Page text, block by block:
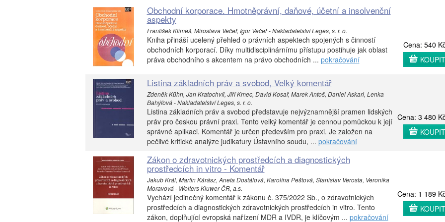
Obchodní korporace. Hmotněprávní, daňové, účetní a insolvenční
aspekty
František Klimeš, Miroslava Večeř, Igor Večeř - Nakladatelství Leges, s. r. o.
Kniha přináší ucelený přehled o právních aspektech spojených s činností
obchodních korporací. Díky multidisciplinárnímu přístupu postihuje jak oblast
práva obchodního s akcentem na právo obchodních ... pokračování
Cena: 540
KOUPIT
Listina základních práv a svobod, Velký komentář
Zdeněk Kühn, Jan Kratochvíl, Jiří Kmec, David Kosař, Marek Antoš, Daniel Askari, Lenka
Bahýľová - Nakladatelství Leges, s. r. o.
Listina základních práv a svobod představuje nejvýznamnější pramen lidských
práv pro českou právní praxi. Tento velký komentář je cennou pomůckou k její
správné aplikaci. Komentář je určen především pro praxi. Je založen na
pečlivé kritické analýze judikatury Ústavního soudu, ... pokračování
Cena: 3 480
KOUPIT
Zákon o zdravotnických prostředcích a diagnostických
prostředcích in vitro - Komentář
Jakub Král, Martin Kárász, Aneta Dostálová, Karolína Peštová, Stanislav Verosta, Veronika
Moravová - Wolters Kluwer ČR, a.s.
Vychází jedinečný komentář k zákonu č. 375/2022 Sb., o zdravotnických
prostředcích a diagnostických zdravotnických prostředcích in vitro. Tento
zákon, doplňující evropská nařízení MDR a IVDR, je klíčovým ... pokračování
Cena: 1 189
KOUPIT